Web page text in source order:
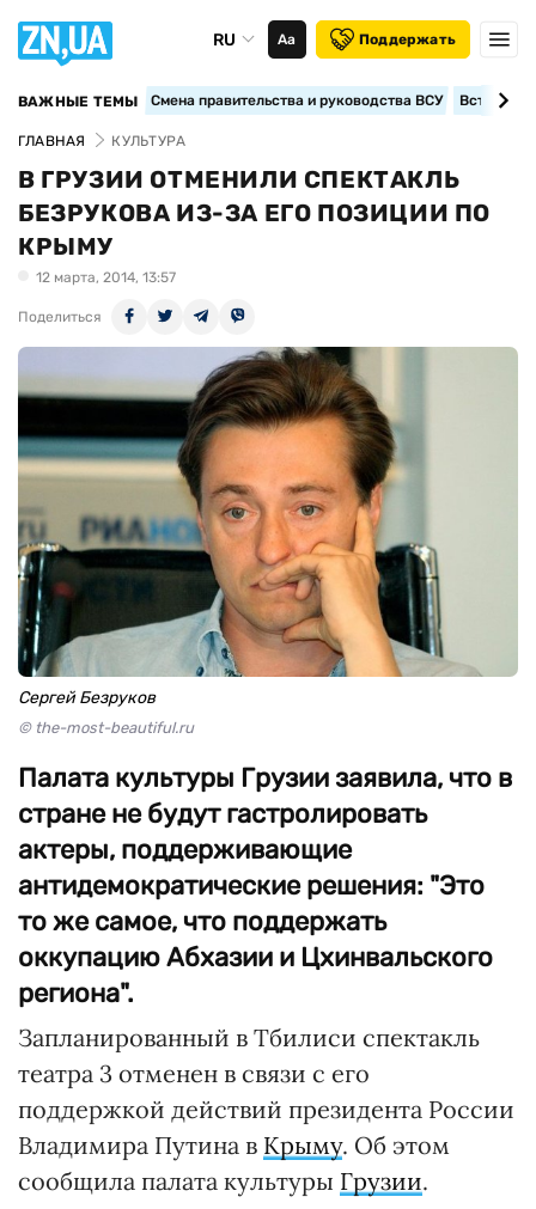
RU Аа Поддержать
ВАЖНЫЕ ТЕМЫ Смена правительства и руководства ВСУ
ГЛАВНАЯ КУЛЬТУРА
В ГРУЗИИ ОТМЕНИЛИ СПЕКТАКЛЬ
БЕЗРУКОВА ИЗ-ЗА ЕГО ПОЗИЦИИ ПО
КРЫМУ
12 марта, 2014, 13:57
Поделиться
Сергей Безруков
© the-most-beautiful.ru
Палата культуры Грузии заявила, что в
стране не будут гастролировать
актеры, поддерживающие
антидемократические решения: "Это
то же самое, что поддержать
оккупацию Абхазии и Цхинвальского
региона".
Запланированный в Тбилиси спектакль
театра 3 отменен в связи с его
поддержкой действий президента России
Владимира Путина в Крыму. Об этом
сообщила палата культуры Грузии.